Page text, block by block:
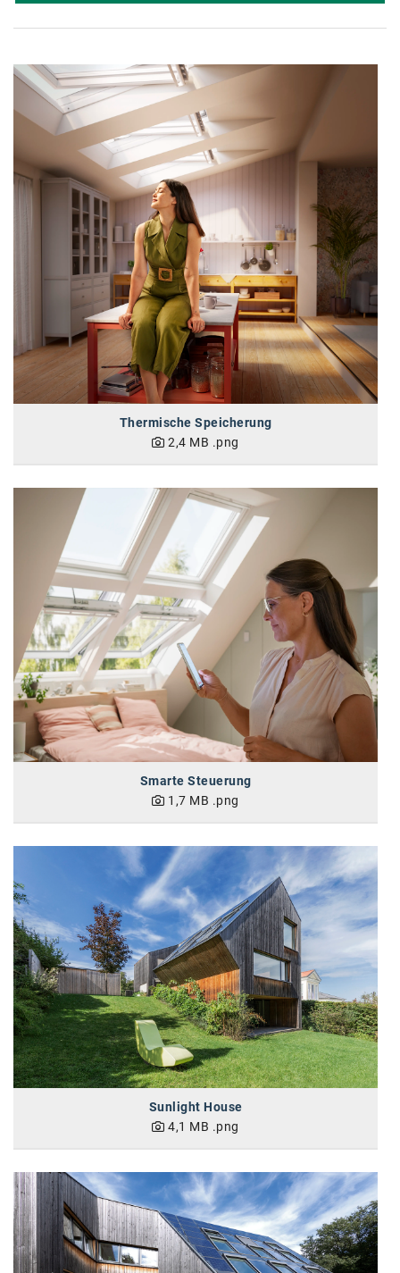
Helvetia Österreich
karriere.at
Ketchum GmbH
Kinderwunschzentrum
Kostenwahrheit
Mastercard
NEOH
Nespresso
Neudoerfler
PAYBACK
Planted
P&G
RIC
Schiefer Rechtsanwälte
Security KAG
smart
Strategie Austria
SW Umwelttechnik
TEDAI
TheVentury
VELUX
vivo
WALTER GROUP
WEB Windenergie AG
WEconomy - Diversity works!
Calle Libre
ÖZSV
Media
Thermische Speicherung
2,4 MB .png
Smarte Steuerung
1,7 MB .png
Sunlight House
4,1 MB .png